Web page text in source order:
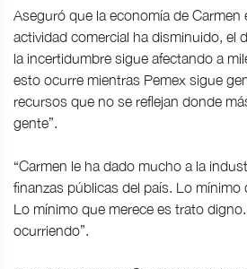
Aseguró que la economía de Carmen
actividad comercial ha disminuido, el
la incertidumbre sigue afectando a
esto ocurre mientras Pemex sigue
recursos que no se reflejan donde
gente”.
“Carmen le ha dado mucho a la
finanzas públicas del país. Lo mínimo
Lo mínimo que merece es trato
ocurriendo”.